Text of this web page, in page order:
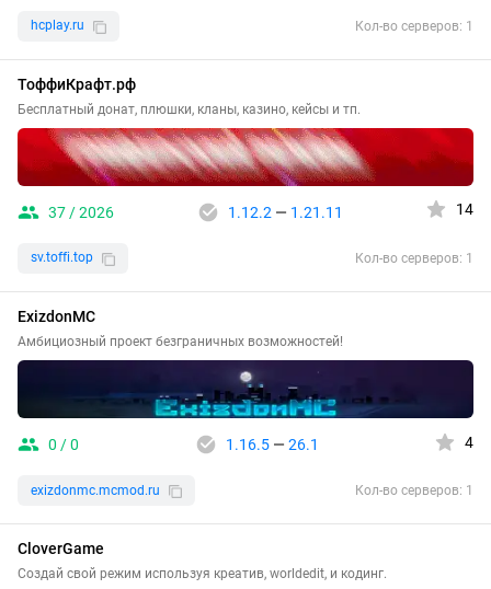
hcplay.ru Кол-во серверов: 1
ТоффиКрафт.рф
Бесплатный донат, плюшки, кланы, казино, кейсы и тп.
37 / 2026 1.12.2 — 1.21.11 14
sv.toffi.top Кол-во серверов: 1
ExizdonMC
Амбициозный проект безграничных возможностей!
0 / 0 1.16.5— 26.1 4
exizdonmc.mcmod.ru Кол-во серверов: 1
CloverGame
Создай свой режим используя креатив, worldedit, и кодинг.